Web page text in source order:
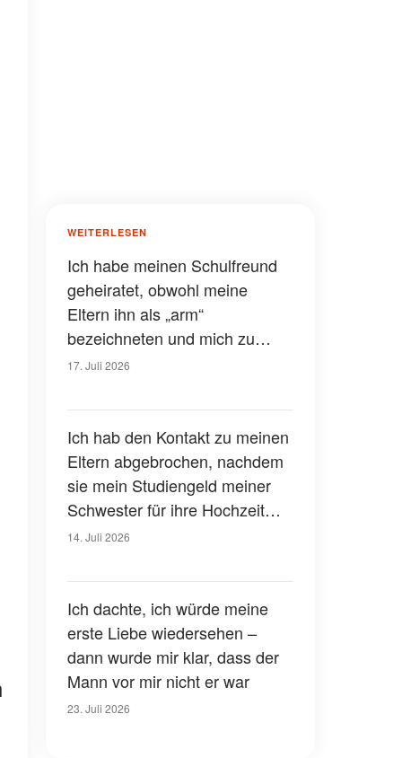
WEITERLESEN
Ich habe meinen Schulfreund
geheiratet, obwohl meine
Eltern ihn als „arm“
bezeichneten und mich zu
einem wohlhabenderen Mann
Grund dafür
17. Juli 2026
Ich hab den Kontakt zu meinen
Eltern abgebrochen, nachdem
sie mein Studiengeld meiner
Schwester für ihre Hochzeit
gegeben hatten – acht Jahre
unverschämte Bitte
14. Juli 2026
Ich dachte, ich würde meine
erste Liebe wiedersehen –
dann wurde mir klar, dass der
Mann vor mir nicht er war
23. Juli 2026